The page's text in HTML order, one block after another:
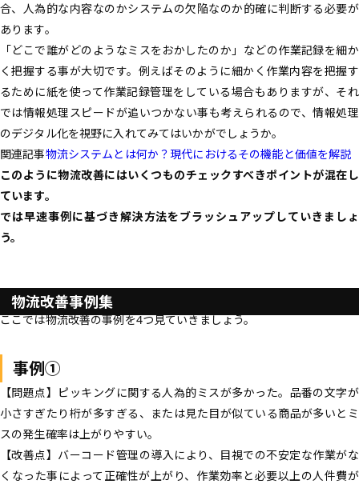
合、人為的な内容なのかシステムの欠陥なのか的確に判断する必要が
あります。
「どこで誰がどのようなミスをおかしたのか」などの作業記録を細か
く把握する事が大切です。例えばそのように細かく作業内容を把握す
るために紙を使って作業記録管理をしている場合もありますが、それ
では情報処理スピードが追いつかない事も考えられるので、情報処理
のデジタル化を視野に入れてみてはいかがでしょうか。
関連記事物流システムとは何か？現代におけるその機能と価値を解説
このように物流改善にはいくつものチェックすべきポイントが混在し
ています。
では早速事例に基づき解決方法をブラッシュアップしていきましょ
う。
物流改善事例集
ここでは物流改善の事例を4つ見ていきましょう。
事例①
【問題点】 ピッキングに関する人為的ミスが多かった。品番の文字が
小さすぎたり桁が多すぎる、または見た目が似ている商品が多いとミ
スの発生確率は上がりやすい。
【改善点】 バーコード管理の導入により、目視での不安定な作業がな
くなった事によって正確性が上がり、作業効率と必要以上の人件費が